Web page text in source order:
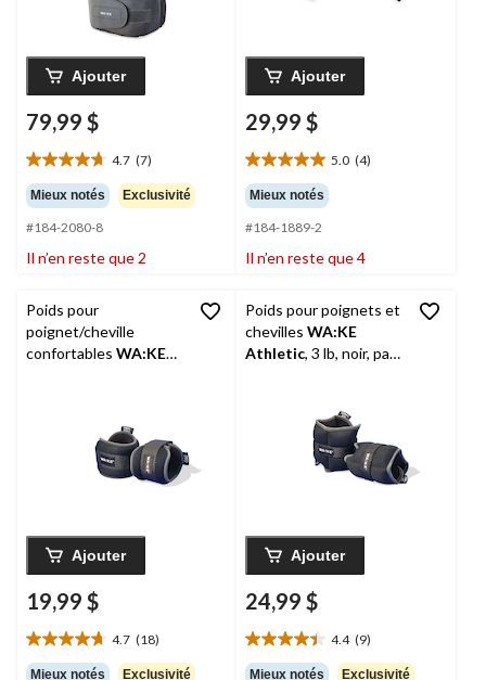
Ajouter
79,99 $
4.7 (7)
4.7
étoile(s)
sur
5.
7
Mieux notés Exclusivité
#184-2080-8
Il n’en reste que 2
Ajouter
29,99 $
5.0 (4)
5.0
étoile(s)
sur
5.
4
Mieux notés
#184-1889-2
Il n’en reste que 4
Poids pour
poignet/cheville
confortables WA:KE
Ajouter
19,99 $
4.7 (18)
4.7
étoile(s)
Mieux notés Exclusivité
Poids pour poignets et
chevilles WA:KE
Athletic, 3 lb, noir, paq.
Ajouter
24,99 $
4.4 (9)
4.4
étoile(s)
Mieux notés Exclusivité